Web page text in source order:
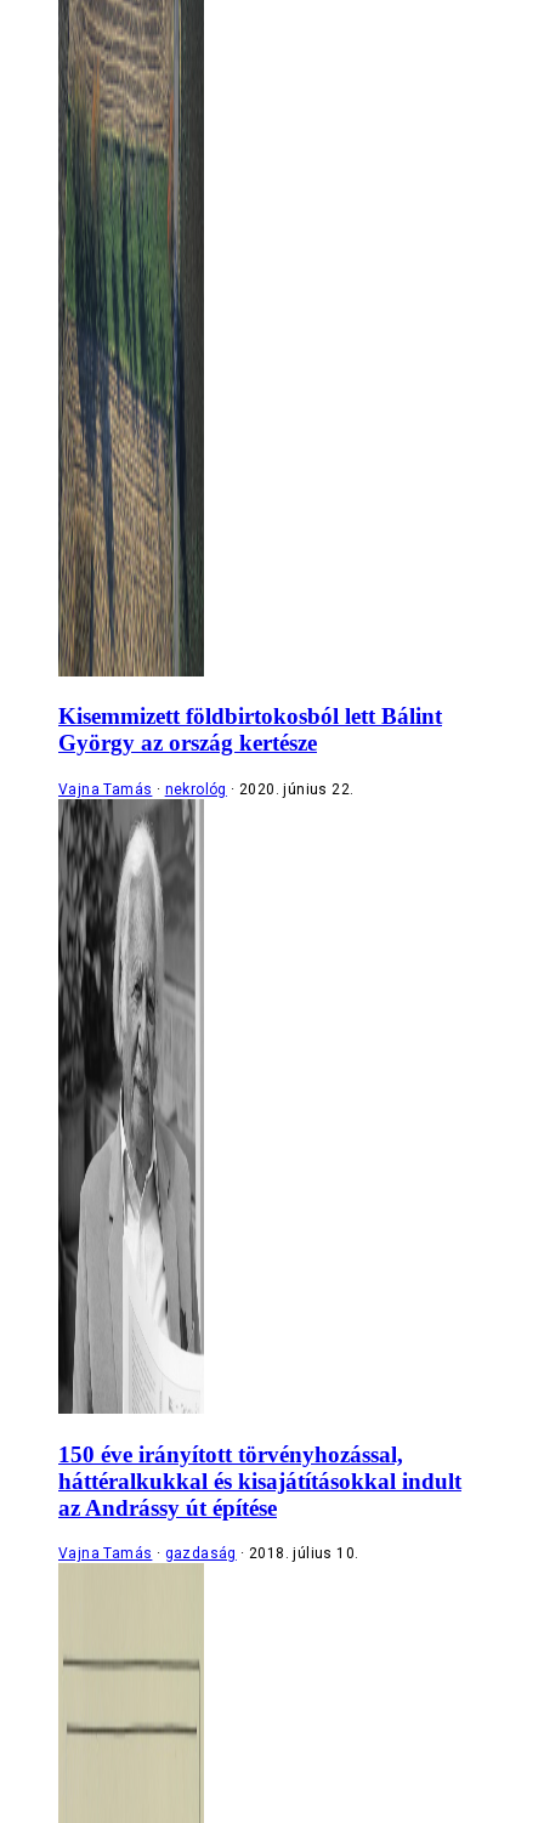
Kisemmizett földbirtokosból lett Bálint
György az ország kertésze
Vajna Tamás nekrológ 2020. június 22.
150 éve irányított törvényhozással,
háttéralkukkal és kisajátításokkal indult
az Andrássy út építése
Vajna Tamás gazdaság 2018. július 10.